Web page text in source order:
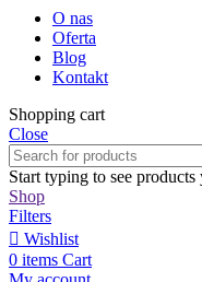
O nas
Oferta
Blog
Kontakt
Shopping cart
Close
Start typing to see
Shop
Filters
Wishlist
0 items Cart